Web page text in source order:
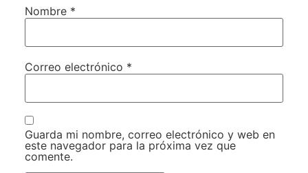
Nombre *
Correo electrónico *
Guarda mi nombre, correo electrónico y web en
este navegador para la próxima vez que
comente.